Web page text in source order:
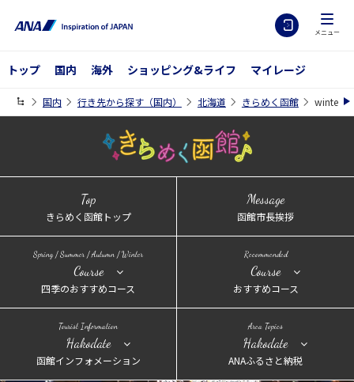
メニュー
トップ 国内 海外 ショッピング&ライフ マイレージ
国内 行き先から探す（国内） 北海道 きらめく函館 winter
Top
きらめく函館トップ
Message
函館市長挨拶
Spring / Summer / Autumn / Winter
Course
四季のおすすめコース
Recommended
Course
おすすめコース
Tourist Information
Hakodate
函館インフォメーション
Area Topics
Hakodate
ANAふるさと納税